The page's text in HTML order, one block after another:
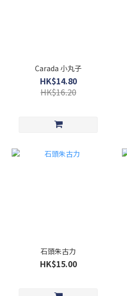
Carada 小丸子
HK$14.80
HK$16.20
石頭朱古力
HK$15.00